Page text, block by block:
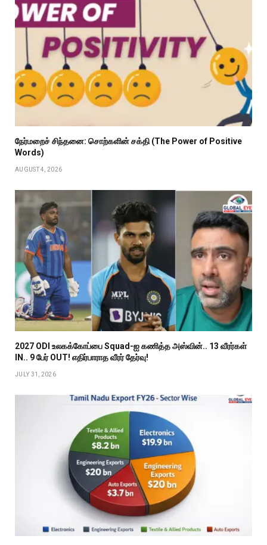
நேர்மறைச் சிந்தனை: சொற்களின் சக்தி (The Power of Positive
Words)
AUGUST 4, 2026
2027 ODI உலகக்கோப்பை Squad-ஐ கணித்த அஸ்வின்.. 13 வீரர்கள்
IN.. 9 பேர் OUT! எதிர்பாராத வீரர் தேர்வு!
JULY 31, 2026